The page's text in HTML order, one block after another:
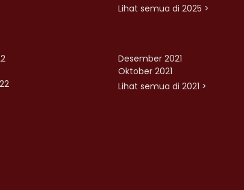
Lihat semua di 2025 >
Desember 2021
Oktober 2021
Lihat semua di 2021 >